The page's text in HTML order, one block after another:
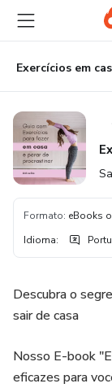
para
conteúdo
principal
para
pagamento
para
rodapé
Exercícios em
Formato: eBooks
Idioma:
Descubra o
sair de casa
Nosso E-book
eficazes para